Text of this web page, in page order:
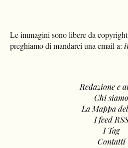
Le immagini sono libere da
preghiamo di mandarci una email a:
Redazione e
Chi siamo
La Mappa
I feed
I Tag
Contatti